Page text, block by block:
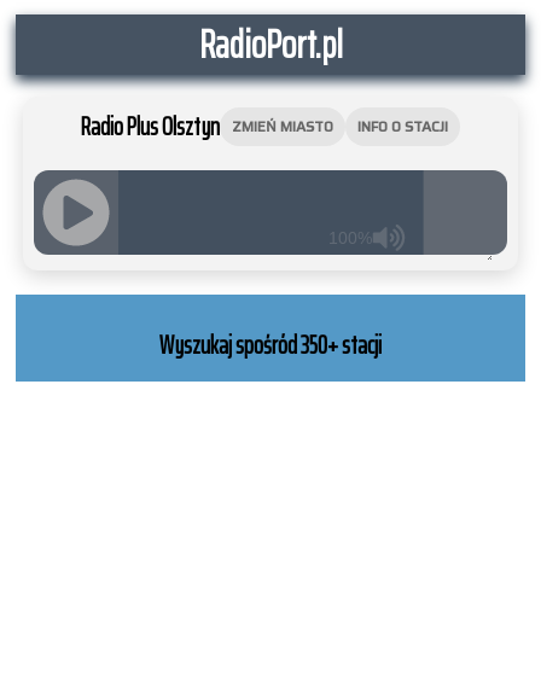
RadioPort.pl
Radio Plus Olsztyn ZMIEŃ MIASTO INFO O STACJI
100%
RADIO
WORDPRESS
Wyszukaj spośród 350+ stacji